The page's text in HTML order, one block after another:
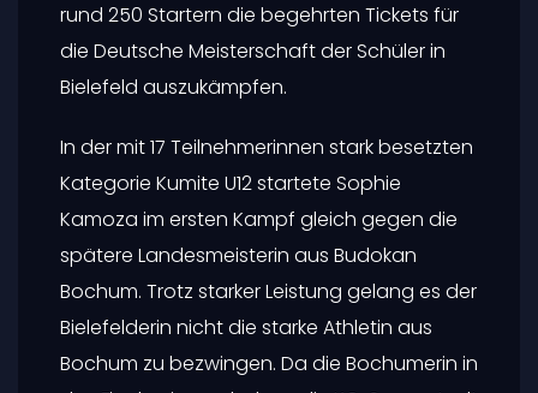
rund 250 Startern die begehrten Tickets für
die Deutsche Meisterschaft der Schüler in
Bielefeld auszukämpfen.
In der mit 17 Teilnehmerinnen stark besetzten
Kategorie Kumite U12 startete Sophie
Kamoza im ersten Kampf gleich gegen die
spätere Landesmeisterin aus Budokan
Bochum. Trotz starker Leistung gelang es der
Bielefelderin nicht die starke Athletin aus
Bochum zu bezwingen. Da die Bochumerin in